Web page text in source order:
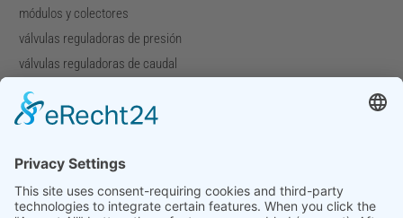
módulos y colectores
válvulas reguladoras de presión
válvulas reguladoras de caudal
válvulas especiales
Compañía
Perfil de la compañía